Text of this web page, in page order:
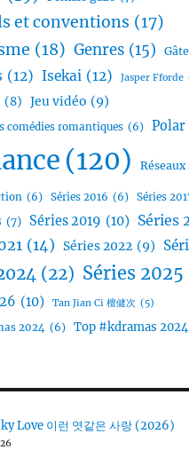
et conventions (17)
(18) Genres (15)
(12) Isekai (12) Jasper Fforde
(8) Jeu vidéo (9)
comédies romantiques (6) Polar
(120)
(6) Séries 2016 (6) Séries
(7) Séries 2019 (10) Séries
(14) Séries 2022 (9)
(22) Séries 2025
(10) Tan Jian Ci 檀健次 (5)
2024 (6) Top #kdramas 2024
Love 이런 엿같은 사랑 (2026)